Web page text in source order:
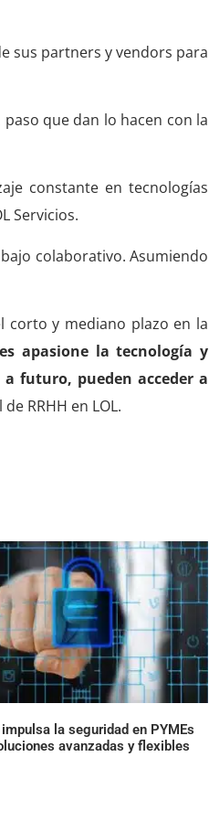
sus partners y vendors para
que dan lo hacen con la
constante en tecnologías
Servicios.
colaborativo. Asumiendo
corto y mediano plazo en la
apasione la tecnología y
futuro, pueden acceder a
RRHH en LOL.
la seguridad en PYMEs
avanzadas y flexibles